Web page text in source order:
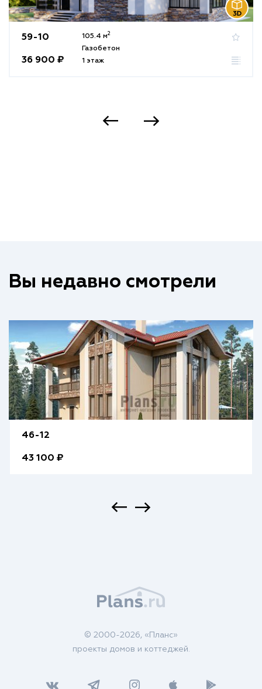
59-10
36 900 ₽
105.4 м2
Газобетон
1 этаж
Вы недавно смотрели
46-12
43 100 ₽
© 2000-2026, «Планс»
проекты домов и коттеджей.